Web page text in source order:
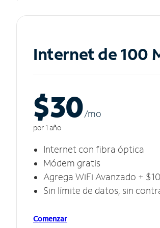
Internet de 100
$30/mo
por 1 año
Internet con fibra óptica
Módem gratis
Agrega WiFi Avanzado +
Sin límite de datos, sin
Comenzar